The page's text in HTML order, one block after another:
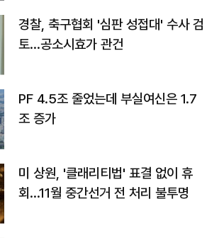
경찰, 축구협회 '심판 성접대' 수사 검
토…공소시효가 관건
PF 4.5조 줄었는데 부실여신은 1.7
조 증가
미 상원, '클래리티법' 표결 없이 휴
회…11월 중간선거 전 처리 불투명